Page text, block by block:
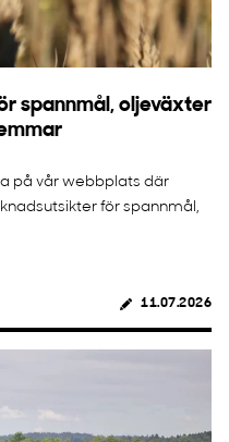
spannmål, oljeväxter
på vår webbplats där
för spannmål,
11.07.2026